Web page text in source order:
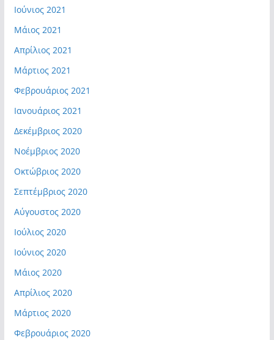
Ιούνιος 2021
Μάιος 2021
Απρίλιος 2021
Μάρτιος 2021
Φεβρουάριος 2021
Ιανουάριος 2021
Δεκέμβριος 2020
Νοέμβριος 2020
Οκτώβριος 2020
Σεπτέμβριος 2020
Αύγουστος 2020
Ιούλιος 2020
Ιούνιος 2020
Μάιος 2020
Απρίλιος 2020
Μάρτιος 2020
Φεβρουάριος 2020